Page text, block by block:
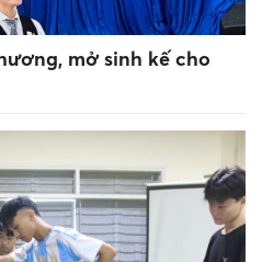
mở sinh kế cho